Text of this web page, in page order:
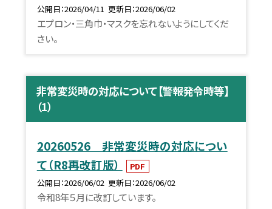
公開日 2026/04/11 更新日 2026/06/02
エプロン・三角巾・マスクを忘れないようにしてくだ
さい。
非常変災時の対応について【警報発令時等】
（1）
20260526 非常変災時の対応につい
て（R8再改訂版）
PDF
公開日 2026/06/02 更新日 2026/06/02
令和8年５月に改訂しています。